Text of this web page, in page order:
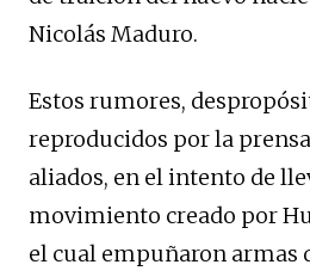
Nicolás Maduro.
Estos rumores,
reproducidos por la
aliados, en el intento de
movimiento creado por
el cual empuñaron armas